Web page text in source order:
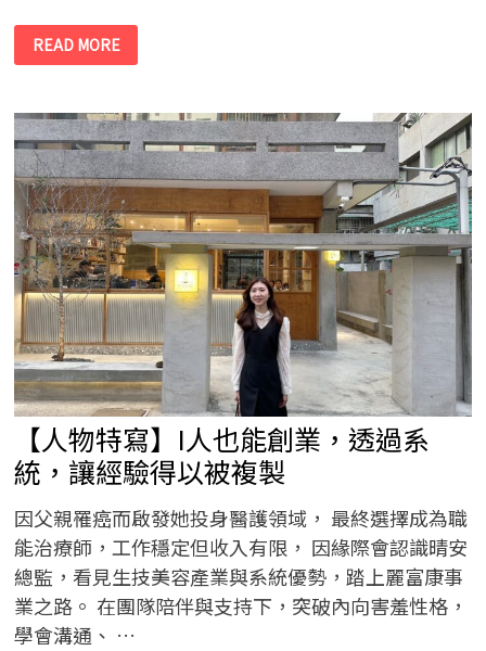
麗
富
康
商
公
益
活
動-
守
護
海
洋，
從
你
我
開
始
泰
紫
團
隊
白
沙
屯
漁
港
淨
灘
行
動
READ MORE
【人物特寫】I人也能創業，透過系
統，讓經驗得以被複製
因父親罹癌而啟發她投身醫護領域， 最終選擇成為職
能治療師，工作穩定但收入有限， 因緣際會認識晴安
總監，看見生技美容產業與系統優勢，踏上麗富康事
業之路。 在團隊陪伴與支持下，突破內向害羞性格，
學會溝通、 …